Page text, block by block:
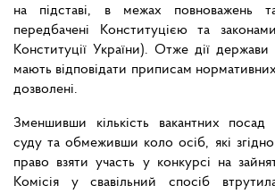
на підставі, в межах повноважень
передбачені Конституцією та
Конституції України). Отже дії держави
мають відповідати приписам
дозволені.
Зменшивши кількість вакантних посад
суду та обмеживши коло осіб, які
право взяти участь у конкурсі на
Комісія у свавільний спосіб